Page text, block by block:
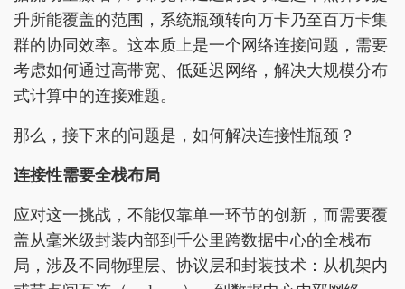
升所能覆盖的范围，系统瓶颈转向万卡乃至百万卡集
群的协同效率。这本质上是一个网络连接问题，需要
考虑如何通过高带宽、低延迟网络，解决大规模分布
式计算中的连接难题。
那么，接下来的问题是，如何解决连接性瓶颈？
连接性需要全栈布局
应对这一挑战，不能仅靠单一环节的创新，而需要覆
盖从毫米级封装内部到千公里跨数据中心的全栈布
局，涉及不同物理层、协议层和封装技术：从机架内